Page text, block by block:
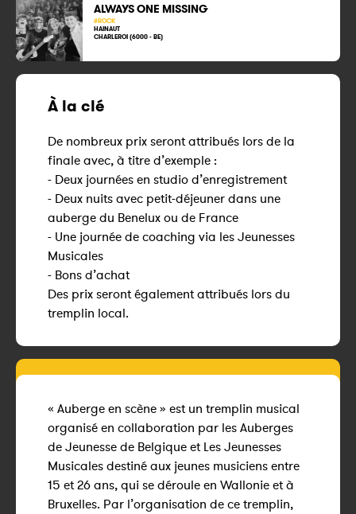
ALWAYS ONE MISSING
#ROCK
HAINAUT
CHARLEROI (6000 - BE)
À la clé
De nombreux prix seront attribués lors de la
finale avec, à titre d’exemple :
- Deux journées en studio d’enregistrement
- Deux nuits avec petit-déjeuner dans une
auberge du Benelux ou de France
- Une journée de coaching via les Jeunesses
Musicales
- Bons d’achat
Des prix seront également attribués lors du
tremplin local.
« Auberge en scène » est un tremplin musical
organisé en collaboration par les Auberges
de Jeunesse de Belgique et Les Jeunesses
Musicales destiné aux jeunes musiciens entre
15 et 26 ans, qui se déroule en Wallonie et à
Bruxelles. Par l’organisation de ce tremplin,